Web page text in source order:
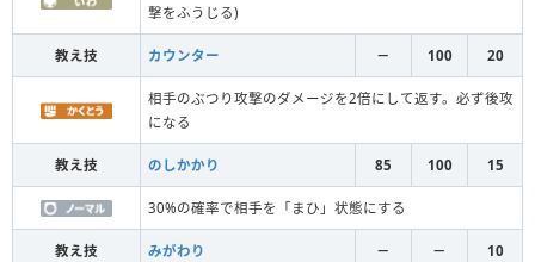
撃をふうじる)
教え技 カウンター － 100 20
相手のぶつり攻撃のダメージを2倍にして返す。必ず後攻
になる
教え技 のしかかり 85 100 15
30%の確率で相手を「まひ」状態にする
教え技 みがわり － － 10